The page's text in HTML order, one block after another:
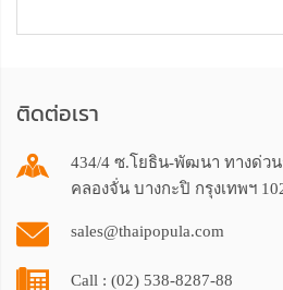
ติดต่อเรา
434/4 ซ.โยธิน-พัฒนา ทางด่ว
คลองจั่น บางกะปิ กรุงเทพฯ
sales@thaipopula.com
Call : (02) 538-8287-88